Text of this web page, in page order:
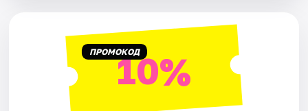
ПРОМОКОД10%